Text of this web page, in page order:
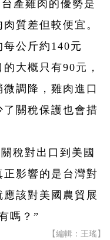
產雞肉的優勢是
質差但較便宜。
公斤約140元
大概只有90元，
調降，雞肉進口
關稅保護也會措
稅對出口到美國
影響的是台灣對
該對美國農貿展
嗎？”
【編輯：王瑤】